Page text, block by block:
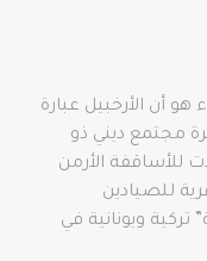
هو أن الأرخبيل عبارة
مجتمع ديني ذو
للأساقفة الأرمن
للصيادين
تركية ويونانية في